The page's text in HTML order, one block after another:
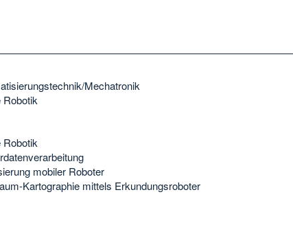
Mechatronik
Robotik
Robotik
mobiler Roboter
Kartographie mittels Erkundungsroboter